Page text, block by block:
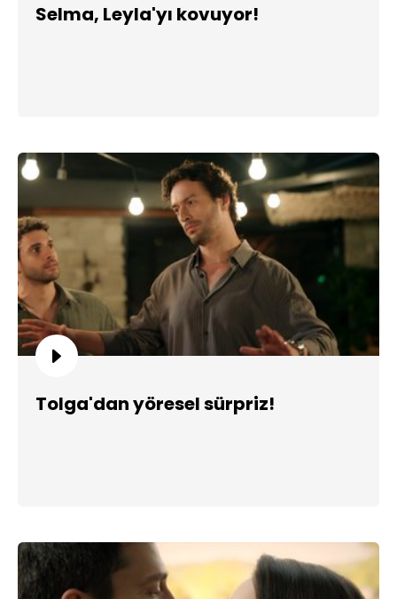
Selma, Leyla'yı kovuyor!
Tolga'dan yöresel sürpriz!